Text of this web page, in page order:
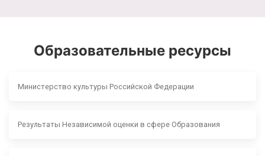
Образовательные ресурсы
Министерство культуры Российской Федерации
Результаты Независимой оценки в сфере Образования